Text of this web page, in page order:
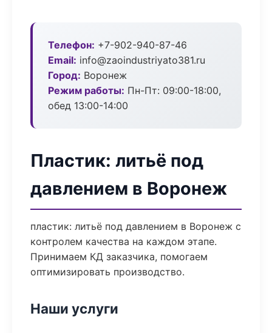
Телефон: +7-902-940-87-46
Email: info@zaoindustriyato381.ru
Город: Воронеж
Режим работы: Пн-Пт: 09:00-18:00,
обед 13:00-14:00
Пластик: литьё под
давлением в Воронеж
пластик: литьё под давлением в Воронеж с
контролем качества на каждом этапе.
Принимаем КД заказчика, помогаем
оптимизировать производство.
Наши услуги